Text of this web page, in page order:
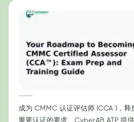
成为 CMMC 认证评估师 (CCA™)，
重要认证的要求、CyberAB ATP 提